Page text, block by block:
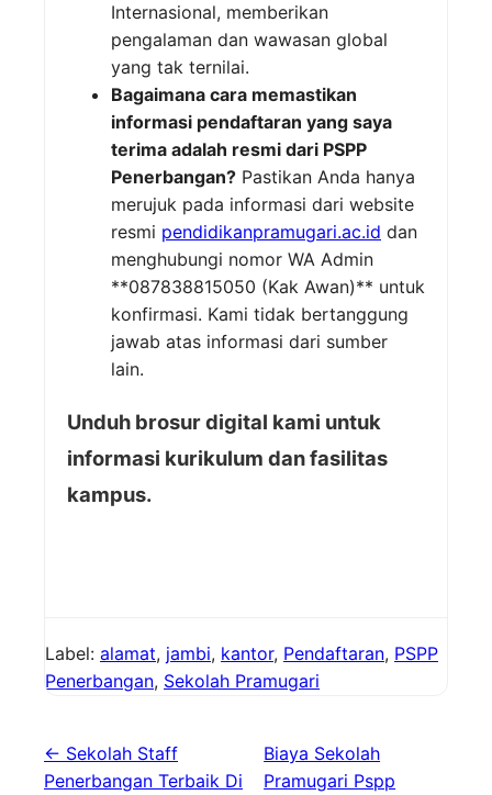
Internasional, memberikan
pengalaman dan wawasan global
yang tak ternilai.
Bagaimana cara memastikan
informasi pendaftaran yang saya
terima adalah resmi dari PSPP
Penerbangan? Pastikan Anda hanya
merujuk pada informasi dari website
resmi pendidikanpramugari.ac.id dan
menghubungi nomor WA Admin
**087838815050 (Kak Awan)** untuk
konfirmasi. Kami tidak bertanggung
jawab atas informasi dari sumber
lain.
Unduh brosur digital kami untuk
informasi kurikulum dan fasilitas
kampus.
Label: alamat, jambi, kantor, Pendaftaran, PSPP
Penerbangan, Sekolah Pramugari
← Sekolah Staff
Penerbangan Terbaik Di
Biaya Sekolah
Pramugari Pspp